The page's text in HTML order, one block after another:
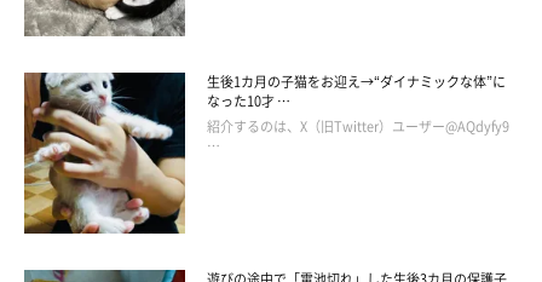
@b09a2032c
また、あるときは一緒に仲良くケージの中で眠る姿も。ぴたっと
体を寄せるレンちゃんと、お布団のように体を覆ってあげるユキ
ちゃんなのでした。
仲良くおねんね🐶🐱💤pic.twitter.com/mZPbA2ZcfY
生後1カ月の子猫をお迎え→“ダイナミックな体”に
なった10才 …
紹介するのは、X（旧Twitter）ユーザー@AQdyfy9
…